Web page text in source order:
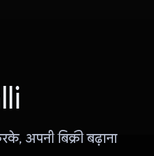
अपनी बिक्री बढ़ाना